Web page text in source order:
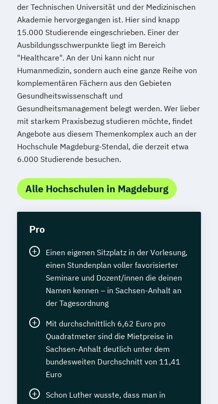
der Technischen Universität und der Medizinischen
Akademie hervorgegangen ist. Hier sind knapp
15.000 Studierende eingeschrieben. Einer der
Ausbildungsschwerpunkte liegt im Bereich
"Healthcare". An der Uni kann nicht nur
Humanmedizin, sondern auch eine ganze Reihe von
komplementären Fächern aus den Gebieten
Gesundheitswissenschaft und
Gesundheitsmanagement belegt werden. Wer lieber
mit starkem Praxisbezug studieren möchte, findet
Angebote aus diesem Themenkomplex auch an der
Hochschule Magdeburg-Stendal, die derzeit etwa
6.000 Studierende besuchen.
Alle Hochschulen in Magdeburg
Pro
Einen eigenen Sitzplatz in der Vorlesung,
einen Stundenplan voller favorisierter
Seminare und Dozent/innen die deinen
Namen kennen – in Sachsen-Anhalt an
der Tagesordnung
Mit durchschnittlich 6,62 Euro pro
Quadratmeter sind die Mietpreise in
Sachsen-Anhalt deutlich unter dem
bundesweiten Durchschnitt von 11,41
Euro
Schon Luther wusste, dass man in